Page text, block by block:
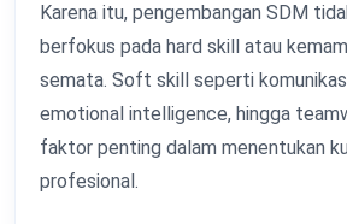
Karena itu, pengembangan SDM
berfokus pada hard skill atau
semata. Soft skill seperti
emotional intelligence, hingga
faktor penting dalam menentukan
profesional.